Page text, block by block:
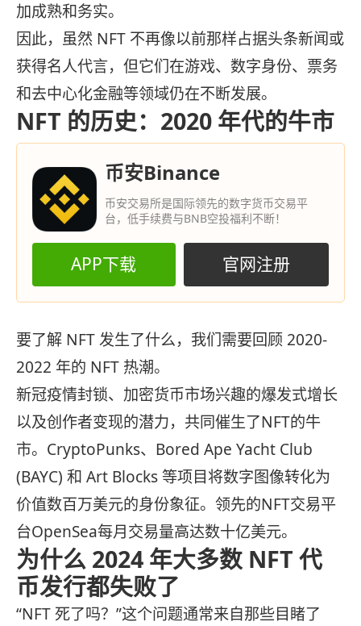
加成熟和务实。
因此，虽然 NFT 不再像以前那样占据头条新闻或
获得名人代言，但它们在游戏、数字身份、票务
和去中心化金融等领域仍在不断发展。
NFT 的历史：2020 年代的牛市
币安Binance
币安交易所是国际领先的数字货币交易平
台，低手续费与BNB空投福利不断！
APP下载 官网注册
要了解 NFT 发生了什么，我们需要回顾 2020-
2022 年的 NFT 热潮。
新冠疫情封锁、加密货币市场兴趣的爆发式增长
以及创作者变现的潜力，共同催生了NFT的牛
市。CryptoPunks、Bored Ape Yacht Club
(BAYC) 和 Art Blocks 等项目将数字图像转化为
价值数百万美元的身份象征。领先的NFT交易平
台OpenSea每月交易量高达数十亿美元。
为什么 2024 年大多数 NFT 代
币发行都失败了
“NFT 死了吗？”这个问题通常来自那些目睹了